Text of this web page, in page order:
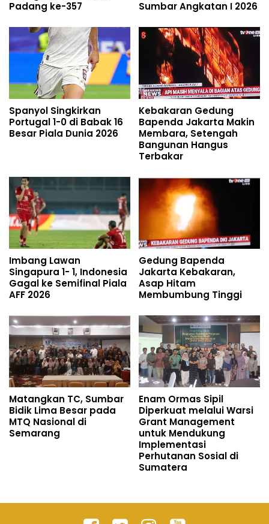
Padang ke-357
Sumbar Angkatan I 2026
Spanyol Singkirkan
Portugal 1-0 di Babak 16
Besar Piala Dunia 2026
Kebakaran Gedung
Bapenda Jakarta Makin
Membara, Setengah
Bangunan Hangus
Terbakar
Imbang Lawan
Singapura 1- 1, Indonesia
Gagal ke Semifinal Piala
AFF 2026
Gedung Bapenda
Jakarta Kebakaran,
Asap Hitam
Membumbung Tinggi
Matangkan TC, Sumbar
Bidik Lima Besar pada
MTQ Nasional di
Semarang
Enam Ormas Sipil
Diperkuat melalui Warsi
Grant Management
untuk Mendukung
Implementasi
Perhutanan Sosial di
Sumatera